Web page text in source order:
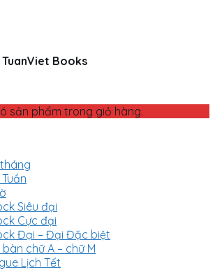
TuanViet Books
sản phẩm trong giỏ hàng.
Siêu đại
Cực đại
Đại – Đại Đặc biệt
chữ A – chữ M
Lịch Tết